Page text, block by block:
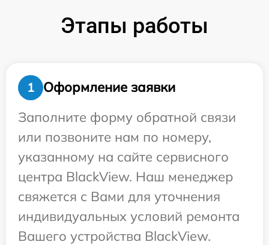
Этапы работы
1
Оформление заявки
Заполните форму обратной связи
или позвоните нам по номеру,
указанному на сайте сервисного
центра BlackView. Наш менеджер
свяжется с Вами для уточнения
индивидуальных условий ремонта
Вашего устройства BlackView.